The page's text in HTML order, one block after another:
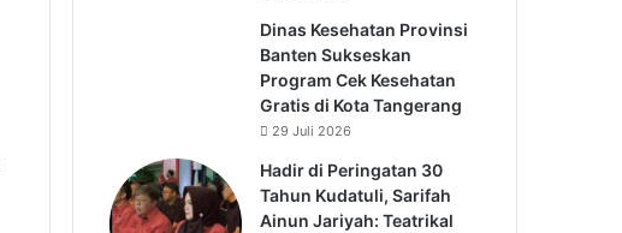
Dinas Kesehatan Provinsi
Banten Sukseskan
Program Cek Kesehatan
Gratis di Kota Tangerang
29 Juli 2026
Hadir di Peringatan 30
Tahun Kudatuli, Sarifah
Ainun Jariyah: Teatrikal